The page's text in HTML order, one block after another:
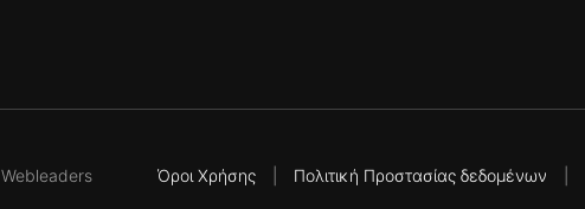
Webleaders Όροι Χρήσης| Πολιτική Προστασίας δεδομένων